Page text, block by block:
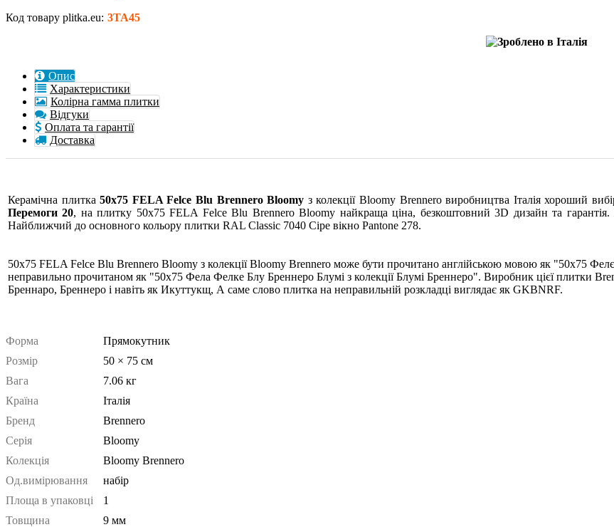
Код товару plitka.eu: 3TA45
Опис
Характеристики
Колірна гамма плитки
Відгуки
Оплата та гарантії
Доставка
Керамічна плитка50x75 FELA Felce Blu Brennero Bloomy з колекції Bloomy Brennero виробництва Італія хороший
Перемоги 20, на плитку 50x75 FELA Felce Blu Brennero Bloomy найкраща ціна, безкоштовний 3D дизайн та
Найближчий до основного кольору плитки RAL Classic 7040 Сіре вікно Pantone 278.
50x75 FELA Felce Blu Brennero Bloomy з колекції Bloomy Brennero може бути прочитано англійською мовою як "50x75
неправильно прочитаном як "50x75 Фела Фелке Блу Бреннеро Блумі з колекції Блумі Бреннеро". Виробник цієї плитки
Бреннаро, Бреннеро і навіть як Икуттукщ, А саме слово плитка на неправильній розкладці виглядає як GKBNRF.
Форма
Прямокутник
Розмір
50 × 75 см
Вага
7.06 кг
Країна
Італія
Бренд
Brennero
Серія
Bloomy
Колекція
Bloomy Brennero
Од.вимірювання
набір
Площа в упаковці
1
Товщина
9 мм